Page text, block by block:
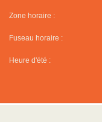
Zone horaire :
Fuseau horaire :
Heure d'été :